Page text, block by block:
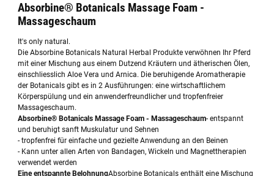
Absorbine® Botanicals Massage Foam -
Massageschaum
It's only natural.
Die Absorbine Botanicals Natural Herbal Produkte verwöhnen Ihr Pferd
mit einer Mischung aus einem Dutzend Kräutern und ätherischen Ölen,
einschliesslich Aloe Vera und Arnica. Die beruhigende Aromatherapie
der Botanicals gibt es in 2 Ausführungen: eine wirtschaftlichem
Körperspülung und ein anwenderfreundlicher und tropfenfreier
Massageschaum.
Absorbine® Botanicals Massage Foam - Massageschaum- entspannt
und beruhigt sanft Muskulatur und Sehnen
- tropfenfrei für einfache und gezielte Anwendung an den Beinen
- Kann unter allen Arten von Bandagen, Wickeln und Magnettherapien
verwendet werden
Eine entspannte BelohnungAbsorbine Botanicals enthält eine Mischung